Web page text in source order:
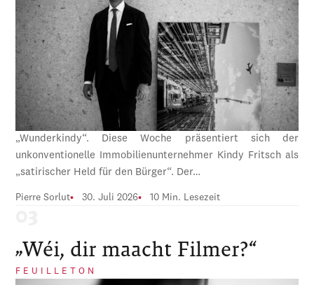
„Wunderkindy“. Diese Woche präsentiert sich der
unkonventionelle Immobilienunternehmer Kindy Fritsch als
„satirischer Held für den Bürger“. Der…
Pierre Sorlut 30. Juli 2026 10 Min. Lesezeit
„Wéi, dir maacht Filmer?“
FEUILLETON